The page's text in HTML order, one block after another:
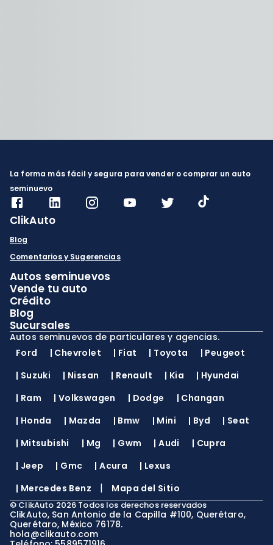
La forma más fácil y segura para vender o comprar un auto
seminuevo
ClikAuto
Blog
Comentarios y Sugerencias
Autos seminuevos
Vende tu auto
Crédito
Blog
Sucursales
Autos seminuevos de particulares y agencias.
Ford
| Chevrolet | Fiat | Toyota | Peugeot
| Suzuki | Nissan | Renault | Kia | Hyundai
| Ram | Volkswagen | Dodge | Changan
| Honda | Mazda | Bmw | Mini | Byd | Seat
| Mitsubishi | Mg | Gwm |Audi | Cupra
| Jeep | Gmc |Acura | Lexus
| Mercedes Benz | Mapa del Sitio
© ClikAuto 2026 Todos los derechos reservados
ClikAuto, San Antonio de la Capilla #100, Querétaro,
Querétaro, México 76178.
hola@clikauto.com